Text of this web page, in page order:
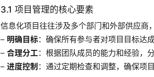
3.1 项目管理的核心要素
信息化项目往往涉及多个部门和外部供应商
– 明确目标：确保所有参与者对项目目标达成
– 合理分工：根据团队成员的能力和经验，分
– 进度控制 ：通过定期检查和调整，确保项